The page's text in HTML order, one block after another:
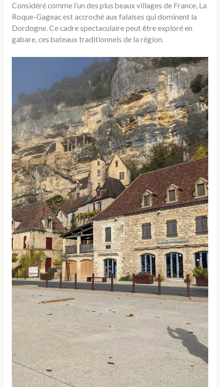
Considéré comme l’un des plus beaux villages de France, La
Roque-Gageac est accroché aux falaises qui dominent la
Dordogne. Ce cadre spectaculaire peut être exploré en
gabare, ces bateaux traditionnels de la région.